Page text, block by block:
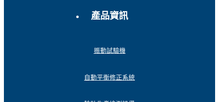
產品資訊
振動試驗機
自動平衡修正系統